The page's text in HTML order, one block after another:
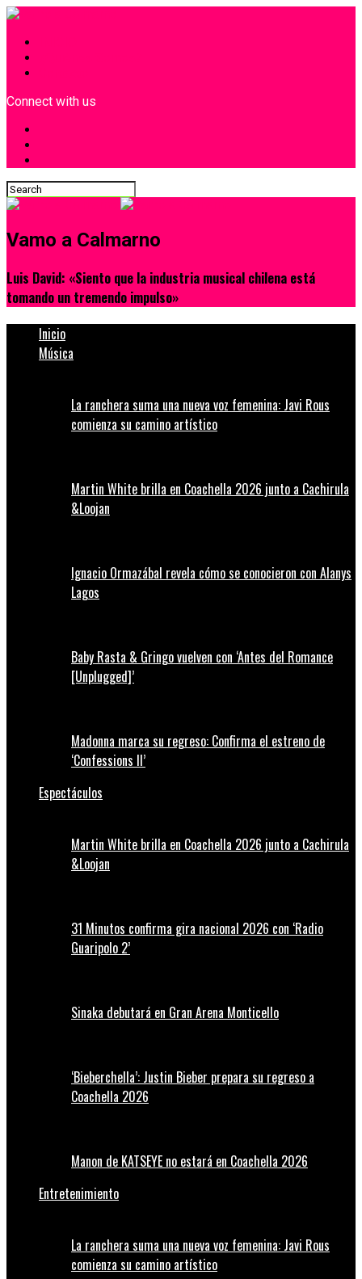
Connect with us
Vamo a Calmarno
Luis David: «Siento que la industria musical chilena está
tomando un tremendo impulso»
Inicio
Música
La ranchera suma una nueva voz femenina: Javi Rous
comienza su camino artístico
Martin White brilla en Coachella 2026 junto a Cachirula
&Loojan
Ignacio Ormazábal revela cómo se conocieron con Alanys
Lagos
Baby Rasta & Gringo vuelven con ‘Antes del Romance
[Unplugged]’
Madonna marca su regreso: Confirma el estreno de
‘Confessions II’
Espectáculos
Martin White brilla en Coachella 2026 junto a Cachirula
&Loojan
31 Minutos confirma gira nacional 2026 con ‘Radio
Guaripolo 2’
Sinaka debutará en Gran Arena Monticello
‘Bieberchella’: Justin Bieber prepara su regreso a
Coachella 2026
Manon de KATSEYE no estará en Coachella 2026
Entretenimiento
La ranchera suma una nueva voz femenina: Javi Rous
comienza su camino artístico